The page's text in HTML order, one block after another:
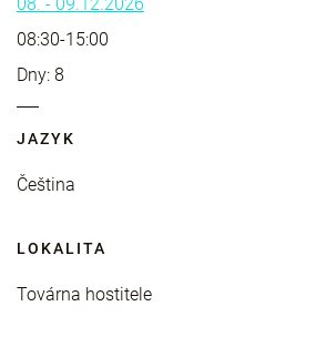
08:30-15:00
Dny: 8
JAZYK
Čeština
LOKALITA
Továrna hostitele